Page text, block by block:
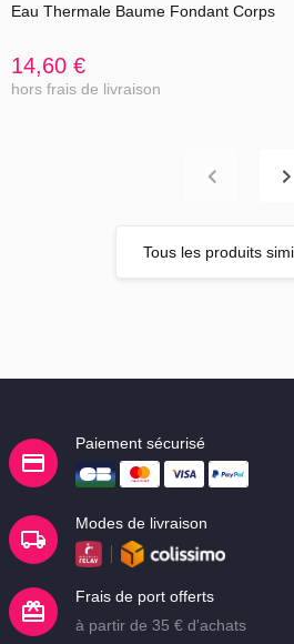
Eau Thermale Baume Fondant Corps
14,60 €
hors frais de livraison
Tous les produits
Paiement sécurisé
Modes de livraison
Frais de port offerts
à partir de 35 € d'achats